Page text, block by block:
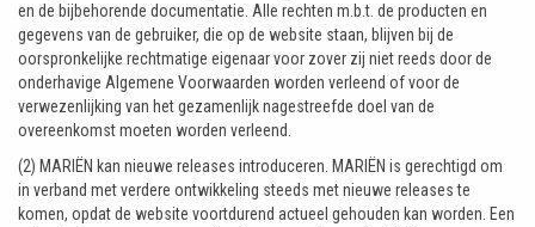
en de bijbehorende documentatie. Alle rechten m.b.t. de producten en
gegevens van de gebruiker, die op de website staan, blijven bij de
oorspronkelijke rechtmatige eigenaar voor zover zij niet reeds door de
onderhavige Algemene Voorwaarden worden verleend of voor de
verwezenlijking van het gezamenlijk nagestreefde doel van de
overeenkomst moeten worden verleend.
(2) MARIËN kan nieuwe releases introduceren. MARIËN is gerechtigd om
in verband met verdere ontwikkeling steeds met nieuwe releases te
komen, opdat de website voortdurend actueel gehouden kan worden. Een